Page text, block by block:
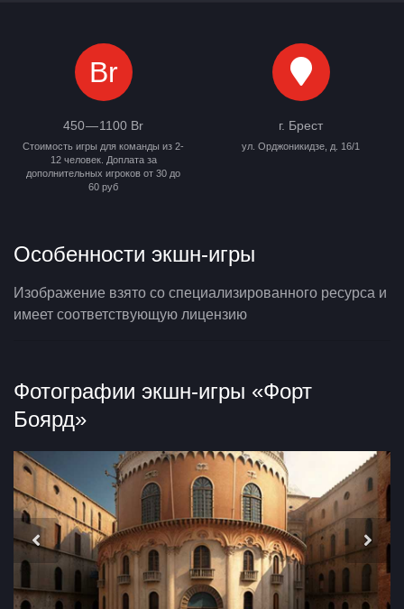
Br
450 — 1100 Br
Стоимость игры для команды из 2-
12 человек. Доплата за
дополнительных игроков от 30 до
60 руб
г. Брест
ул. Орджоникидзе, д. 16/1
Особенности экшн-игры
Изображение взято со специализированного ресурса и
имеет соответствующую лицензию
Фотографии экшн-игры «Форт
Боярд»